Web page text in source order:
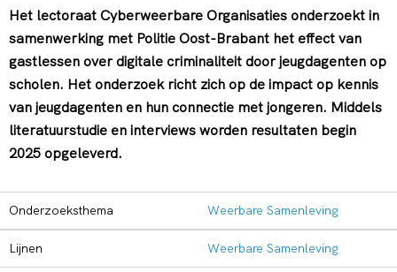
Het lectoraat Cyberweerbare Organisaties onderzoekt in
samenwerking met Politie Oost-Brabant het effect van
gastlessen over digitale criminaliteit door jeugdagenten op
scholen. Het onderzoek richt zich op de impact op kennis
van jeugdagenten en hun connectie met jongeren. Middels
literatuurstudie en interviews worden resultaten begin
2025 opgeleverd.
Onderzoeksthema Weerbare Samenleving
Lijnen Weerbare Samenleving